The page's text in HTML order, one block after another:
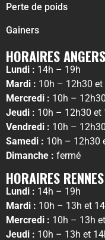
Perte de poids
Gainers
HORAIRES ANGERS
Lundi : 14h – 19h
Mardi : 10h – 12h30
Mercredi : 10h –
Jeudi : 10h – 12h30 et
Vendredi : 10h –
Samedi : 10h – 12h30
Dimanche : fermé
HORAIRES RENNES
Lundi : 14h – 19h
Mardi : 10h – 13h et
Mercredi : 10h – 13h
Jeudi : 10h – 13h et